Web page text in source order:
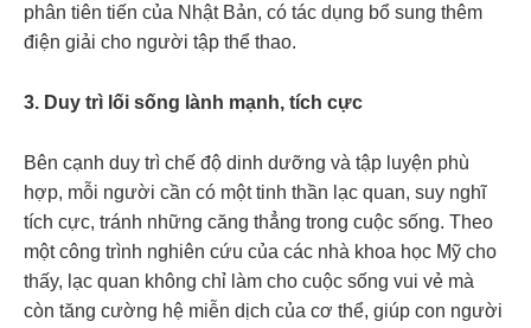
phân tiên tiến của Nhật Bản, có tác dụng bổ sung thêm
điện giải cho người tập thể thao.
3. Duy trì lối sống lành mạnh, tích cực
Bên cạnh duy trì chế độ dinh dưỡng và tập luyện phù
hợp, mỗi người cần có một tinh thần lạc quan, suy nghĩ
tích cực, tránh những căng thẳng trong cuộc sống. Theo
một công trình nghiên cứu của các nhà khoa học Mỹ cho
thấy, lạc quan không chỉ làm cho cuộc sống vui vẻ mà
còn tăng cường hệ miễn dịch của cơ thể, giúp con người